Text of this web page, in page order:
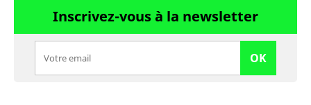
Inscrivez-vous à la newsletter
OK